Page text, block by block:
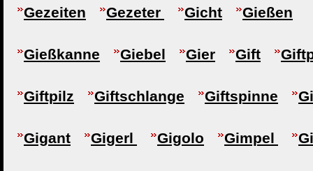
Gezeiten Gezeter Gicht Gießen
Gießkanne Giebel Gier Gift
Giftpilz Giftschlange Giftspinne
Gigant Gigerl Gigolo Gimpel